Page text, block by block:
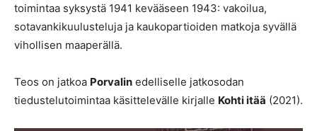
toimintaa syksystä 1941 kevääseen 1943: vakoilua,
sotavankikuulusteluja ja kaukopartioiden matkoja syvällä
vihollisen maaperällä.
Teos on jatkoa Porvalin edelliselle jatkosodan
tiedustelutoimintaa käsittelevälle kirjalle Kohti itää (2021).